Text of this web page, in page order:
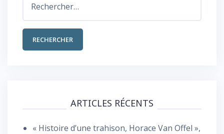
ARTICLES RÉCENTS
« Histoire d’une trahison, Horace Van Offel »,